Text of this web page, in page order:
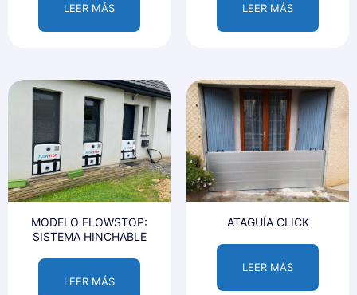
LEER MÁS LEER MÁS
MODELO FLOWSTOP:
SISTEMA HINCHABLE
LEER MÁS
ATAGUÍA CLICK
LEER MÁS